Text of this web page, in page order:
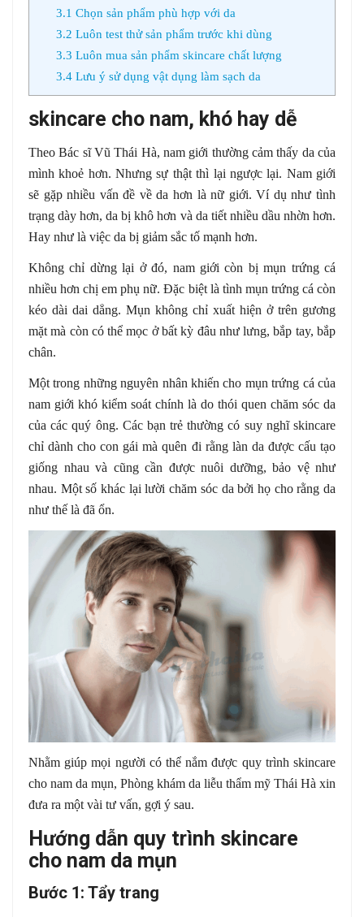
3.1 Chọn sản phẩm phù hợp với da
3.2 Luôn test thử sản phẩm trước khi dùng
3.3 Luôn mua sản phẩm skincare chất lượng
3.4Lưu ý sử dụng vật dụng làm sạch da
skincare cho nam, khó hay dễ
Theo Bác sĩ Vũ Thái Hà, nam giới thường cảm thấy da của
mình khoẻ hơn. Nhưng sự thật thì lại ngược lại. Nam giới
sẽ gặp nhiều vấn đề về da hơn là nữ giới. Ví dụ như tình
trạng dày hơn, da bị khô hơn và da tiết nhiều dầu nhờn hơn.
Hay như là việc da bị giảm sắc tố mạnh hơn.
Không chỉ dừng lại ở đó, nam giới còn bị mụn trứng cá
nhiều hơn chị em phụ nữ. Đặc biệt là tình mụn trứng cá còn
kéo dài dai dẳng. Mụn không chỉ xuất hiện ở trên gương
mặt mà còn có thể mọc ở bất kỳ đâu như lưng, bắp tay, bắp
chân.
Một trong những nguyên nhân khiến cho mụn trứng cá của
nam giới khó kiểm soát chính là do thói quen chăm sóc da
của các quý ông. Các bạn trẻ thường có suy nghĩ skincare
chỉ dành cho con gái mà quên đi rằng làn da được cấu tạo
giống nhau và cũng cần được nuôi dưỡng, bảo vệ như
nhau. Một số khác lại lười chăm sóc da bởi họ cho rằng da
như thế là đã ổn.
Nhằm giúp mọi người có thể nắm được quy trình skincare
cho nam da mụn, Phòng khám da liễu thẩm mỹ Thái Hà xin
đưa ra một vài tư vấn, gợi ý sau.
Hướng dẫn quy trình skincare
cho nam da mụn
Bước 1: Tẩy trang